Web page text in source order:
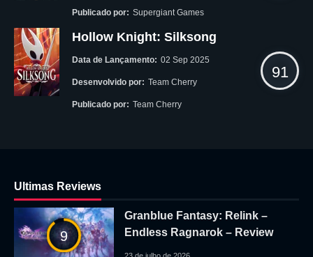
Publicado por: Supergiant Games
Hollow Knight: Silksong
Data de Lançamento: 02 Sep 2025
Desenvolvido por: Team Cherry
Publicado por: Team Cherry
91
Ultimas Reviews
9
Granblue Fantasy: Relink –
Endless Ragnarok – Review
23 de julho de 2026